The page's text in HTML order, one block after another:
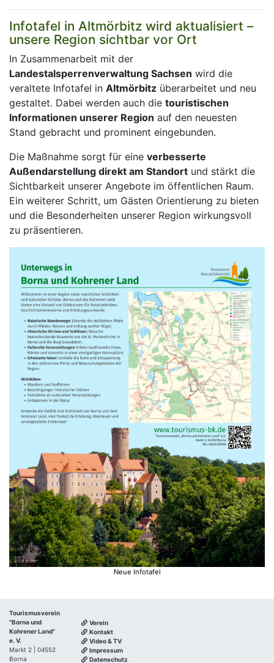
Infotafel in Altmörbitz wird aktualisiert –
unsere Region sichtbar vor Ort
In Zusammenarbeit mit der
Landestalsperrenverwaltung Sachsen wird die
veraltete Infotafel in Altmörbitz überarbeitet und neu
gestaltet. Dabei werden auch die touristischen
Informationen unserer Region auf den neuesten
Stand gebracht und prominent eingebunden.
Die Maßnahme sorgt für eine verbesserte
Außendarstellung direkt am Standort und stärkt die
Sichtbarkeit unserer Angebote im öffentlichen Raum.
Ein weiterer Schritt, um Gästen Orientierung zu bieten
und die Besonderheiten unserer Region wirkungsvoll
zu präsentieren.
Neue Infotafel
Tourismusverein
"Borna und
Kohrener Land"
e. V.
Markt 2 | 04552
Borna
Verein
Kontakt
Video & TV
Impressum
Datenschutz